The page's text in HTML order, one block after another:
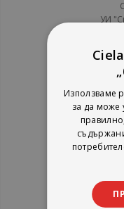
УИ
Използваме
за да може